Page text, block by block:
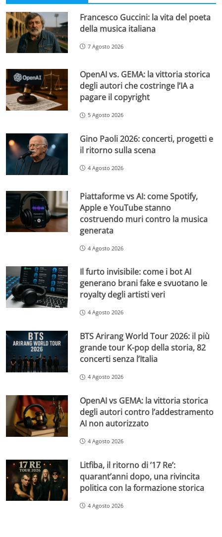
Francesco Guccini: la vita del poeta
della musica italiana
7 Agosto 2026
OpenAI vs. GEMA: la vittoria storica
degli autori che costringe l’IA a
pagare il copyright
5 Agosto 2026
Gino Paoli 2026: concerti, progetti e
il ritorno sulla scena
4 Agosto 2026
Piattaforme vs AI: come Spotify,
Apple e YouTube stanno
costruendo muri contro la musica
generata
4 Agosto 2026
Il furto invisibile: come i bot AI
generano brani fake e svuotano le
royalty degli artisti veri
4 Agosto 2026
BTS Arirang World Tour 2026: il più
grande tour K-pop della storia, 82
concerti senza l’Italia
4 Agosto 2026
OpenAI vs GEMA: la vittoria storica
degli autori contro l’addestramento
AI non autorizzato
4 Agosto 2026
Litfiba, il ritorno di ’17 Re’:
quarant’anni dopo, una rivincita
politica con la formazione storica
4 Agosto 2026